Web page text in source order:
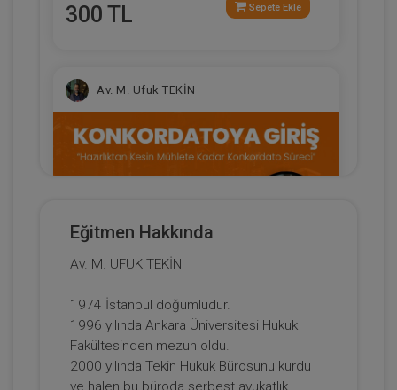
300 TL Sepete Ekle
Av. M. Ufuk TEKİN
Konkordatoya Giriş: Hazırlıktan Kesin
Mühlete Kadar Konkordato Süreci Video
Eğitimi
300 TL
Eğitmen Hakkında
Av. M. UFUK TEKİN
1974 İstanbul doğumludur.
1996 yılında Ankara Üniversitesi Hukuk
Fakültesinden mezun oldu.
2000 yılında Tekin Hukuk Bürosunu kurdu
ve halen bu büroda serbest avukatlık